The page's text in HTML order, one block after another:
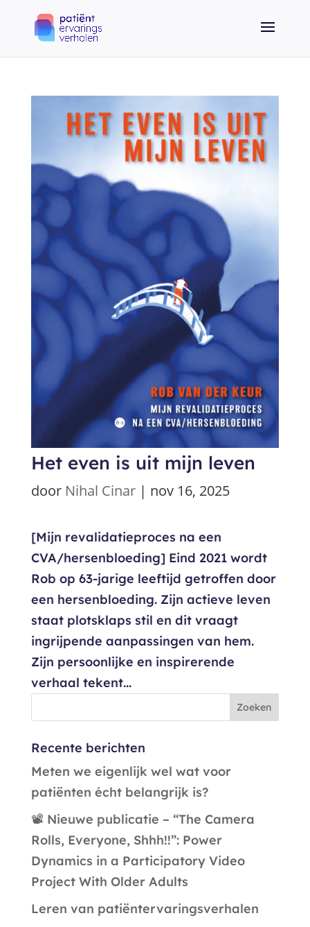
Het even is uit mijn leven
door Nihal Cinar| nov 16, 2025
[Mijn revalidatieproces na een
CVA/hersenbloeding] Eind 2021 wordt
Rob op 63-jarige leeftijd getroffen door
een hersenbloeding. Zijn actieve leven
staat plotsklaps stil en dit vraagt
ingrijpende aanpassingen van hem.
Zijn persoonlijke en inspirerende
verhaal tekent...
Recente berichten
Meten we eigenlijk wel wat voor
patiënten écht belangrijk is?
📽️ Nieuwe publicatie – “The Camera
Rolls, Everyone, Shhh!!”: Power
Dynamics in a Participatory Video
Project With Older Adults
Leren van patiëntervaringsverhalen